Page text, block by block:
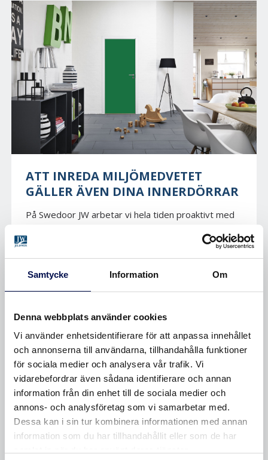
Samtycke Information Om
Denna webbplats använder cookies
Vi använder enhetsidentifierare för att anpassa innehållet
och annonserna till användarna, tillhandahålla funktioner
för sociala medier och analysera vår trafik. Vi
vidarebefordrar även sådana identifierare och annan
information från din enhet till de sociala medier och
annons- och analysföretag som vi samarbetar med.
Dessa kan i sin tur kombinera informationen med annan
information som du har tillhandahållit eller som de har
ATT INREDA MILJÖMEDVETET
GÄLLER ÄVEN DINA INNERDÖRRAR
På Swedoor JW arbetar vi hela tiden proaktivt med
med Unique, Craft och Charisma, har vi nu förbättrat
våra dörrar i serierna Stable, Stable
Effect och Stable Nature...
SÖK I TAGS
ALTANDÖRRAR
ÅTERVINNING
BARNRUM
BRANDDÖRRAR
CLEVER-LINE
DESIGNDÖRRAR